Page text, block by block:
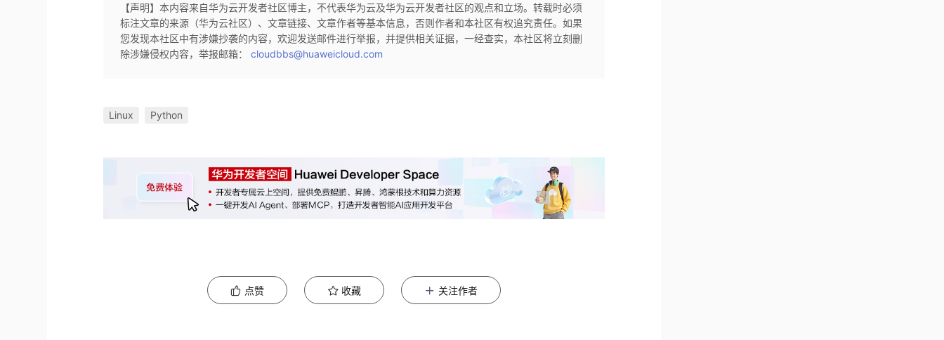
【声明】本内容来自华为云开发者社区博主，不代表华为云及华为云开发者社区的观点和立场。转载时必须
标注文章的来源（华为云社区）、文章链接、文章作者等基本信息，否则作者和本社区有权追究责任。如果
您发现本社区中有涉嫌抄袭的内容，欢迎发送邮件进行举报，并提供相关证据，一经查实，本社区将立刻删
除涉嫌侵权内容，举报邮箱：cloudbbs@huaweicloud.com
Linux Python
点赞 收藏 关注作者